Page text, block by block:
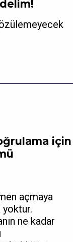
için
açmaya
yoktur.
ne kadar